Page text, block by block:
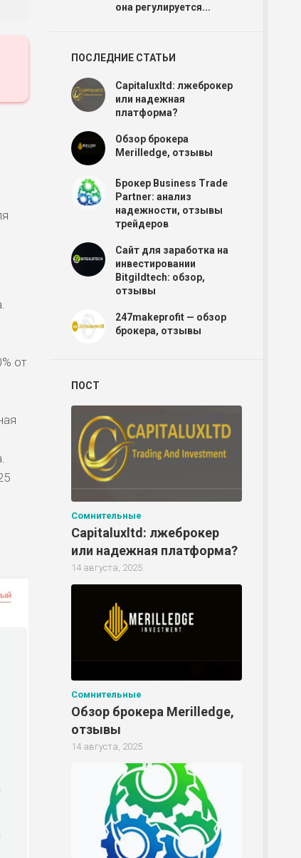
от
она регулируется...
ПОСЛЕДНИЕ СТАТЬИ
Capitaluxltd: лжеброкер
или надежная
платформа?
Обзор брокера
Merilledge, отзывы
Брокер Business Trade
Partner: анализ
надежности, отзывы
трейдеров
Сайт для заработка на
инвестировании
Bitgildtech: обзор,
отзывы
247makeprofit — обзор
брокера, отзывы
ПОСТ
Сомнительные
Capitaluxltd: лжеброкер
или надежная платформа?
14 августа, 2025
Сомнительные
Обзор брокера Merilledge,
отзывы
14 августа, 2025